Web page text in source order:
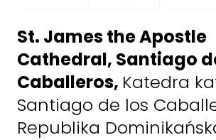
St. James the Apostle
Cathedral, Santiago
Caballeros, Katedra
Santiago de los
Republika